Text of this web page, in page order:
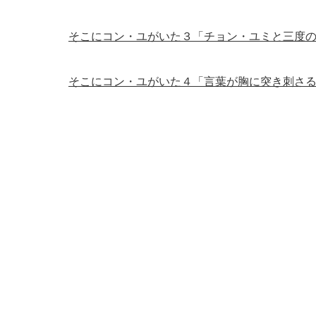
そこにコン・ユがいた３「チョン・ユミと三度の
そこにコン・ユがいた４「言葉が胸に突き刺さる